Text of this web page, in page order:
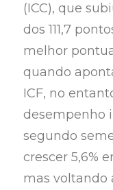
(ICC), que
dos 111,7
melhor
quando
ICF, no
desempenho
segundo
crescer 5,6%
mas voltando